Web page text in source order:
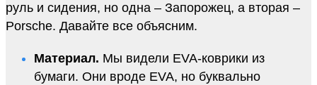
руль и сидения, но одна – Запорожец, а вторая –
Porsche. Давайте все объясним.
Материал. Мы видели EVA-коврики из
бумаги. Они вроде EVA, но буквально